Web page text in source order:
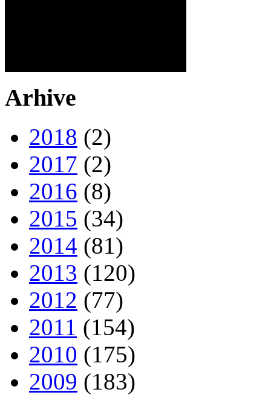
Arhive
2018 (2)
2017 (2)
2016 (8)
2015 (34)
2014 (81)
2013 (120)
2012 (77)
2011 (154)
2010 (175)
2009 (183)